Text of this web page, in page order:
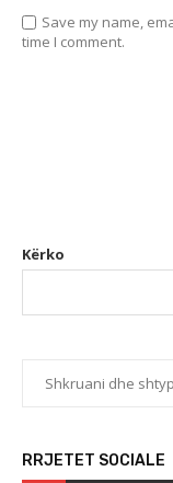
Save my name,
time I comment.
Kërko
RRJETET SOCIALE